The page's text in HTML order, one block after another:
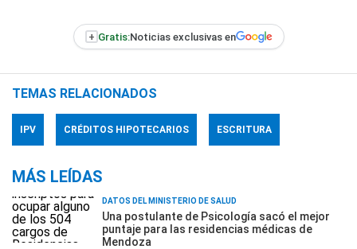
+ Gratis:Noticias exclusivas en
TEMAS RELACIONADOS
IPV CRÉDITOS HIPOTECARIOS ESCRITURA
MÁS LEÍDAS
DATOS DEL MINISTERIO DE SALUD
Una postulante de Psicología sacó el mejor
puntaje para las residencias médicas de
Mendoza